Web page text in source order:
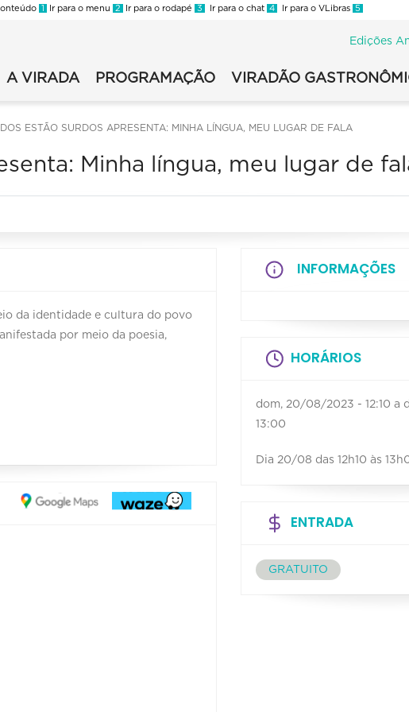
1 Ir para o menu 2 Ir para o rodapé 3 Ir para o chat 4 Ir para o VLibras 5
Edições
A VIRADA PROGRAMAÇÃO VIRADÃO
ESTÃO SURDOS APRESENTA: MINHA LÍNGUA, MEU LUGAR DE FALA
Minha língua, meu lugar de
da identidade e cultura do povo
por meio da poesia,
INFORMAÇÕES
HORÁRIOS
dom, 20/08/2023 - 12:10 a
13:00
Dia 20/08 das 12h10 às
ENTRADA
GRATUITO